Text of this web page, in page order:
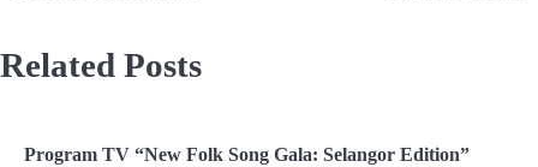
Related Posts
Program TV “New Folk Song Gala: Selangor Edition”